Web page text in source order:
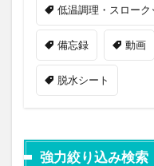
低温調理・スローク
備忘録 動画
脱水シート
強力絞り込み検索